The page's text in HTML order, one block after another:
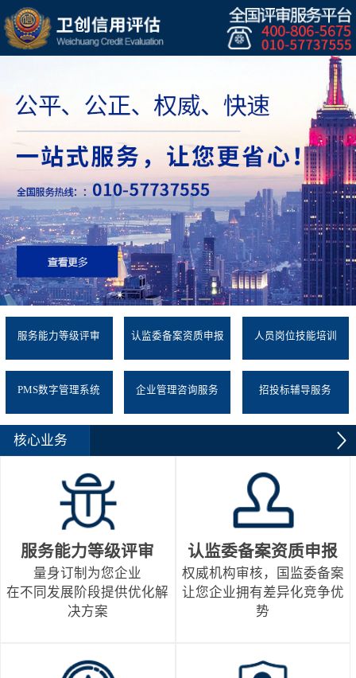
服务能力等级评审 认监委备案资质申报 人员岗位技能培训
PMS数字管理系统 企业管理咨询服务 招投标辅导服务
核心业务
服务能力等级评审
量身订制为您企业
在不同发展阶段提供优化解
决方案
认监委备案资质申报
权威机构审核，国监委备案
让您企业拥有差异化竞争优
势